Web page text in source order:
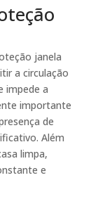
janela
a circulação
impede a
importante
de
Além
limpa,
e